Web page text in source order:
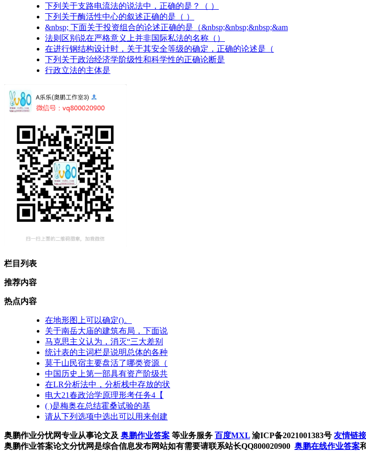
下列关于支路电流法的说法中，正确的是？（ ）
下列关于酶活性中心的叙述正确的是（ ）
&nbsp; 下面关于投资组合的论述正确的是（&nbsp;&nbsp;&nbsp;&am
法则区别说在严格意义上并非国际私法的名称（）
在进行钢结构设计时，关于其安全等级的确定，正确的论述是（
下列关于政治经济学阶级性和科学性的正确论断是
行政立法的主体是
栏目列表
推荐内容
热点内容
在地形图上可以确定()。
关于南岳大庙的建筑布局，下面说
马克思主义认为，消灭“三大差别
统计表的主词栏是说明总体的各种
莫干山民宿主要盘活了哪类资源（
中国历史上第一部具有资产阶级共
在LR分析法中，分析栈中存放的状
电大21春政治学原理形考任务4【
( )是梅奥在总结霍桑试验的基
请从下列选项中选出可以用来创建
奥鹏作业分忧网专业从事论文及 奥鹏作业答案 等业务服务 百度MXL 渝ICP备2021001383号 友情链接
奥鹏作业答案论文分忧网是综合信息发布网站如有需要请联系站长QQ800020900 奥鹏在线作业答案